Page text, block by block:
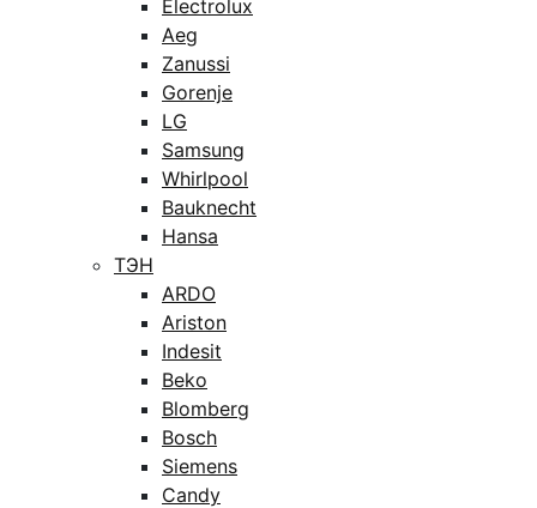
Electrolux
Aeg
Zanussi
Gorenje
LG
Samsung
Whirlpool
Bauknecht
Hansa
ТЭН
ARDO
Ariston
Indesit
Beko
Blomberg
Bosch
Siemens
Candy